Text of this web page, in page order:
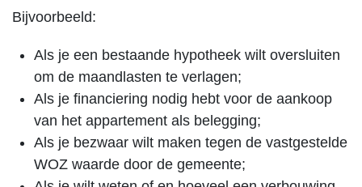
Bijvoorbeeld:
Als je een bestaande hypotheek wilt oversluiten
om de maandlasten te verlagen;
Als je financiering nodig hebt voor de aankoop
van het appartement als belegging;
Als je bezwaar wilt maken tegen de vastgestelde
WOZ waarde door de gemeente;